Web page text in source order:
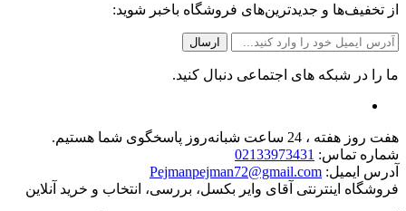
از تخفیف‌ها و جدیدترین‌های فروشگاه باخبر شوید:
ما را در شبکه های اجتماعی دنبال کنید.
هفت روز هفته ، 24 ساعت شبانه‌روز پاسخگوی شما هستیم.
شماره تماس: 02133973431
آدرس ایمیل: Pejmanpejman72@gmail.com
فروشگاه اینترنتی آقای وایر بکسل، بررسی، انتخاب و خرید آنلاین